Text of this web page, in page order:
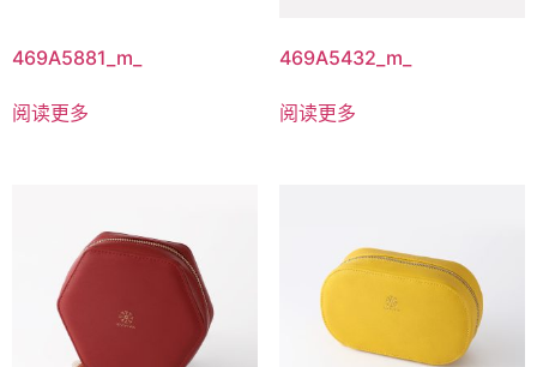
469A5881_m_
阅读更多
469A5432_m_
阅读更多